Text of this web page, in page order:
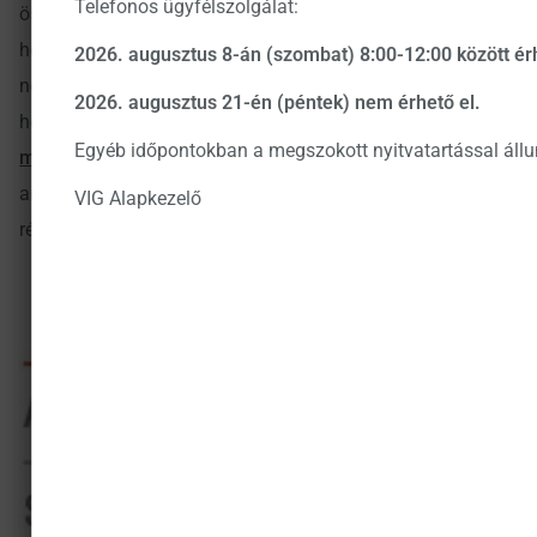
összességében felülteljesítette a hagyományos “buy &
hold” (azaz “vedd meg és tartsd”) megközelítéseket:
nemcsak magas – átlagosan 8,52%-os bruttó éves –
hozamot biztosított, de a
kockázattal korrigált hozam
mutatókis jelentősen magasabbak, mintha csak
aranyat, vagy csak a new yorki tőzsdén forgó
részvényeket választottuk volna:
Telefonos ügyfélszolgálat:
2026. augusztus 8-án (szombat) 8:00-12:00 között
2026. augusztus 21-én (péntek) nem érhető el.
Egyéb időpontokban a megszokott nyitvatartással
VIG Alapkezelő